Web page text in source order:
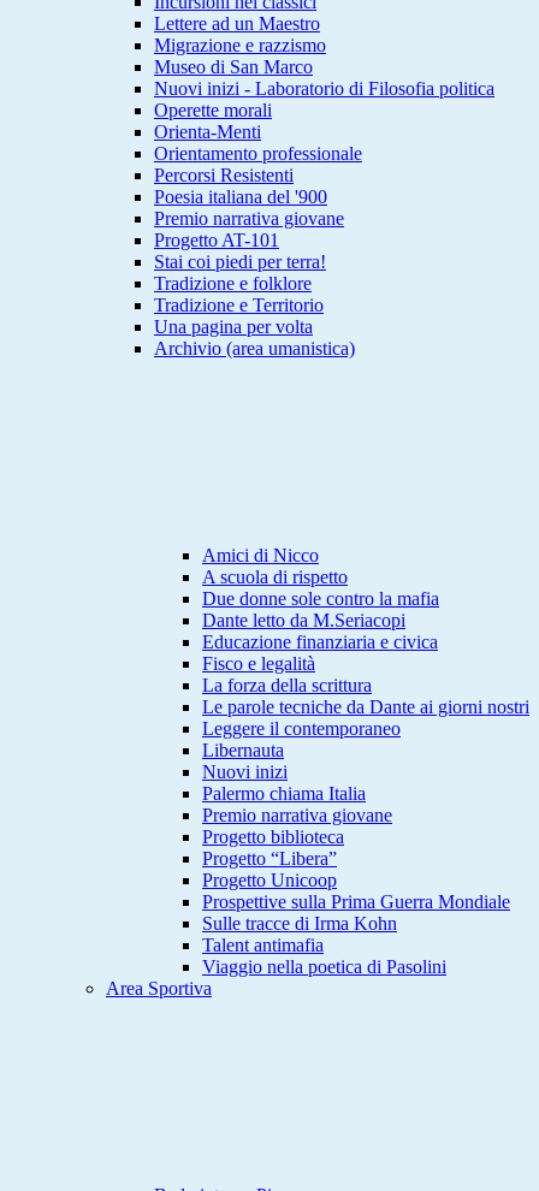
Lettere ad un Maestro
Migrazione e razzismo
Museo di San Marco
Nuovi inizi - Laboratorio di Filosofia politica
Operette morali
Orienta-Menti
Orientamento professionale
Percorsi Resistenti
Poesia italiana del '900
Premio narrativa giovane
Progetto AT-101
Stai coi piedi per terra!
Tradizione e folklore
Tradizione e Territorio
Una pagina per volta
Archivio (area umanistica)
Amici di Nicco
A scuola di rispetto
Due donne sole contro la mafia
Dante letto da M.Seriacopi
Educazione finanziaria e civica
Fisco e legalità
La forza della scrittura
Le parole tecniche da Dante ai giorni nostri
Leggere il contemporaneo
Libernauta
Nuovi inizi
Palermo chiama Italia
Premio narrativa giovane
Progetto biblioteca
Progetto “Libera”
Progetto Unicoop
Prospettive sulla Prima Guerra Mondiale
Sulle tracce di Irma Kohn
Talent antimafia
Viaggio nella poetica di Pasolini
Area Sportiva